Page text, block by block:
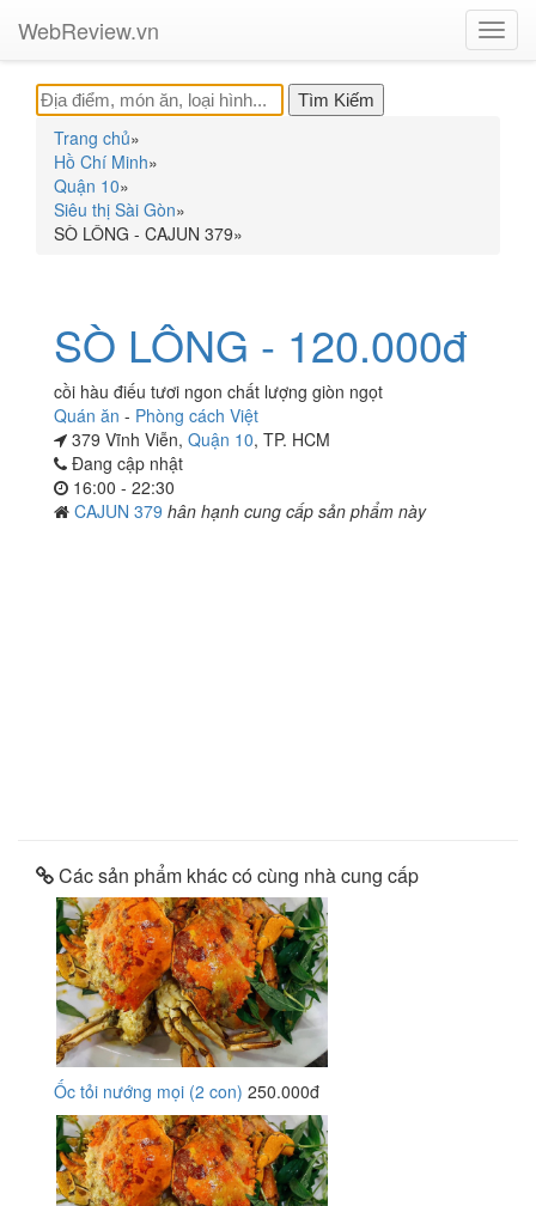
WebReview.vn
Trang chủ»
Hồ Chí Minh»
Quận 10»
Siêu thị Sài Gòn»
SÒ LÔNG - CAJUN 379»
SÒ LÔNG - 120.000đ
cồi hàu điếu tươi ngon chất lượng giòn ngọt
Quán ăn - Phòng cách Việt
379 Vĩnh Viễn, Quận 10, TP. HCM
Đang cập nhật
16:00 - 22:30
CAJUN 379 hân hạnh cung cấp sản phẩm này
Các sản phẩm khác có cùng nhà cung cấp
Ốc tỏi nướng mọi (2 con) 250.000đ